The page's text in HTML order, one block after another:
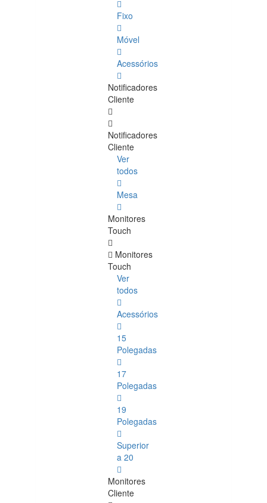
Fixo
Móvel
Acessórios
Notificadores
Cliente
Notificadores
Cliente
Ver
todos
Mesa
Monitores
Touch
Monitores
Touch
Ver
todos
Acessórios
15
Polegadas
17
Polegadas
19
Polegadas
Superior
a 20
Monitores
Cliente